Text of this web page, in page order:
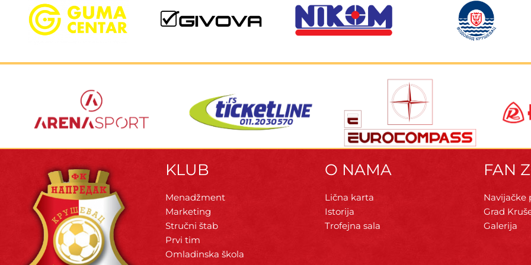
KLUB
Menadžment
Marketing
Stručni štab
Prvi tim
Omladinska škola
O NAMA
Lična karta
Istorija
Trofejna sala
FAN
Navijačke
Grad
Galerija